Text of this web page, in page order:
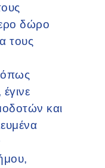
δώρο
τους
όπως
και